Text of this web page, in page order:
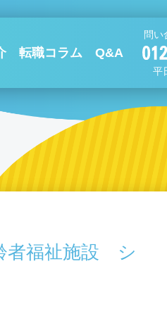
転職コラム Q&A
問い
平
者福祉施設 シ